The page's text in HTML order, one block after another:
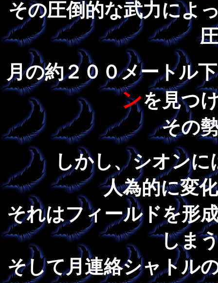
その圧倒的な武力によ
月の約２００メートル
ンを見つ
その
しかし、シオン
人為的に変
それはフィールドを形
しま
そして月連絡シャトル